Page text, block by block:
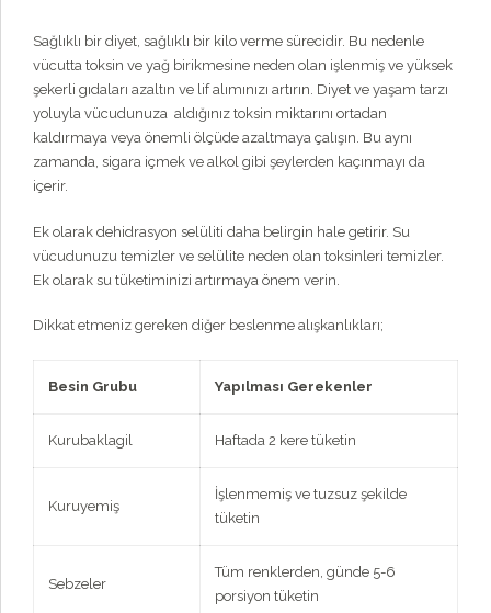
Sağlıklı bir diyet, sağlıklı bir kilo verme sürecidir. Bu nedenle
vücutta toksin ve yağ birikmesine neden olan işlenmiş ve yüksek
şekerli gıdaları azaltın ve lif alımınızı artırın. Diyet ve yaşam tarzı
yoluyla vücudunuza aldığınız toksin miktarını ortadan
kaldırmaya veya önemli ölçüde azaltmaya çalışın. Bu aynı
zamanda, sigara içmek ve alkol gibi şeylerden kaçınmayı da
içerir.
Ek olarak dehidrasyon selüliti daha belirgin hale getirir. Su
vücudunuzu temizler ve selülite neden olan toksinleri temizler.
Ek olarak su tüketiminizi artırmaya önem verin.
Dikkat etmeniz gereken diğer beslenme alışkanlıkları;
Besin Grubu Yapılması Gerekenler
Kurubaklagil Haftada 2 kere tüketin
Kuruyemiş
İşlenmemiş ve tuzsuz şekilde
tüketin
Sebzeler
Tüm renklerden, günde 5-6
porsiyon tüketin